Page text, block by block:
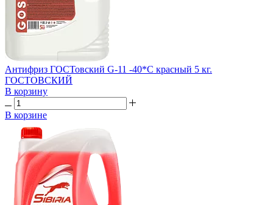
Антифриз ГОСТовский G-11 -40*C красный 5 кг.
ГОСТОВСКИЙ
В корзину
В корзине